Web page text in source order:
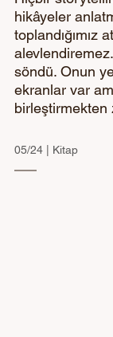
hikâyeler
toplandığımız
söndü. Onun
ekranlar var
birleştirmekten
05/24 | Kitap